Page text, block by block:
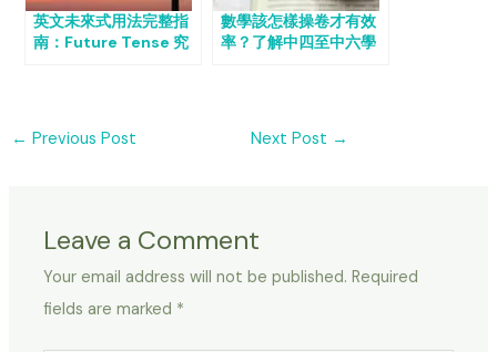
英文未來式用法完整指
南：Future Tense 究
數學該怎樣操卷才有效
率？了解中四至中六學
← Previous Post Next Post →
Leave a Comment
Your email address will not be published. Required
fields are marked *